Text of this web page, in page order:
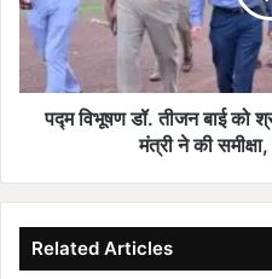
क
षि
ण
ती
श्र
द्धां
पद्म विभूषण डॉ. तीजन बाई को
मंत्री ने की
Related Articles